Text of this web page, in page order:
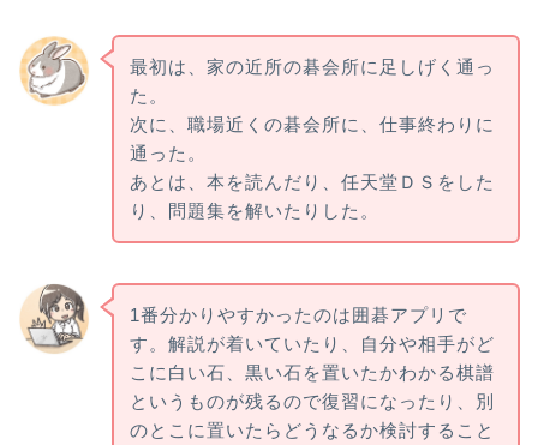
最初は、家の近所の碁会所に足しげく通っ
た。
次に、職場近くの碁会所に、仕事終わりに
通った。
あとは、本を読んだり、任天堂ＤＳをした
り、問題集を解いたりした。
1番分かりやすかったのは囲碁アプリで
す。解説が着いていたり、自分や相手がど
こに白い石、黒い石を置いたかわかる棋譜
というものが残るので復習になったり、別
のとこに置いたらどうなるか検討すること